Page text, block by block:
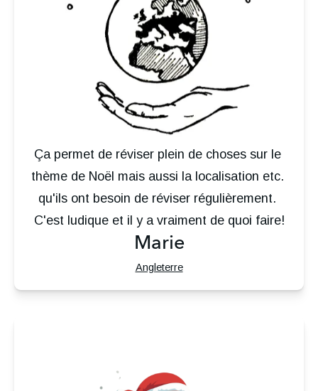
Marie
Angleterre
Ça permet de réviser plein de choses sur le
thème de Noël mais aussi la localisation etc.
qu'ils ont besoin de réviser régulièrement.
C'est ludique et il y a vraiment de quoi faire!